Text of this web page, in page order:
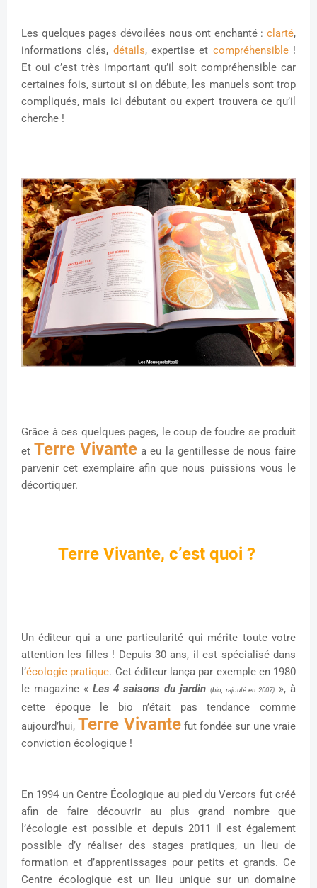
Les quelques pages dévoilées nous ont enchanté : clarté,
informations clés, détails, expertise et compréhensible !
Et oui c’est très important qu’il soit compréhensible car
certaines fois, surtout si on débute, les manuels sont trop
compliqués, mais ici débutant ou expert trouvera ce qu’il
cherche !
Grâce à ces quelques pages, le coup de foudre se produit
et Terre Vivante a eu la gentillesse de nous faire
parvenir cet exemplaire afin que nous puissions vous le
décortiquer.
Terre Vivante, c’est quoi ?
Un éditeur qui a une particularité qui mérite toute votre
attention les filles ! Depuis 30 ans, il est spécialisé dans
l’écologie pratique. Cet éditeur lança par exemple en 1980
le magazine « Les 4 saisons du jardin (bio, rajouté en 2007)
», à
cette époque le bio n’était pas tendance comme
aujourd’hui, Terre Vivantefut fondée sur une vraie
conviction écologique !
En 1994 un Centre Écologique au pied du Vercors fut créé
afin de faire découvrir au plus grand nombre que
l’écologie est possible et depuis 2011 il est également
possible d’y réaliser des stages pratiques, un lieu de
formation et d’apprentissages pour petits et grands. Ce
Centre écologique est un lieu unique sur un domaine